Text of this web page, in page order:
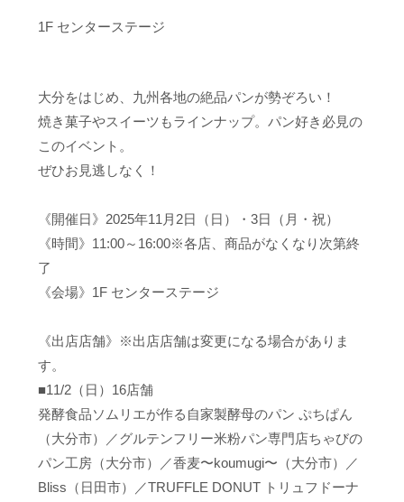
1F センターステージ
大分をはじめ、九州各地の絶品パンが勢ぞろい！
焼き菓子やスイーツもラインナップ。パン好き必見の
このイベント。
ぜひお見逃しなく！
《開催日》2025年11月2日（日）・3日（月・祝）
《時間》11:00～16:00※各店、商品がなくなり次第終
了
《会場》1F センターステージ
《出店店舗》※出店店舗は変更になる場合がありま
す。
■11/2（日）16店舗
発酵食品ソムリエが作る自家製酵母のパン ぷちぱん
（大分市）／グルテンフリー米粉パン専門店ちゃびの
パン工房（大分市）／香麦〜koumugi〜（大分市）／
Bliss（日田市）／TRUFFLE DONUT トリュフドーナ